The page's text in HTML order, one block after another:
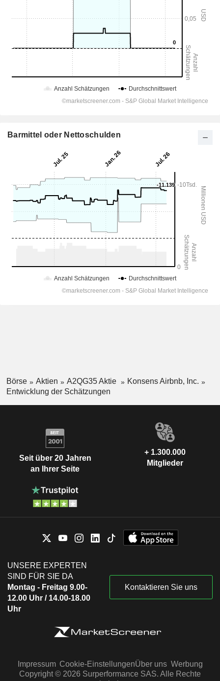
Barmittel oder Nettoschulden
Börse Aktien A2QG35 Aktie
Konsens Airbnb, Inc.
Entwicklung der Schätzungen
Seit über 20 Jahren
an Ihrer Seite
+ 1.300.000
Mitglieder
UNSERE EXPERTEN
SIND FÜR SIE DA
Montag - Freitag 9.00-
12.00 Uhr / 14.00-18.00
Uhr
Kontaktieren Sie uns
Impressum Cookie-EinstellungenÜber uns Werbung
Copyright © 2026 Surperformance SAS. Alle Rechte